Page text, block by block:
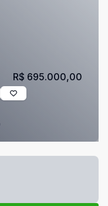
R$ 695.000,00